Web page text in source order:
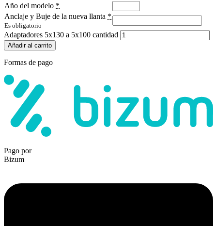
Año del modelo *
Anclaje y Buje de la nueva llanta *
Es obligatorio
Adaptadores 5x130 a 5x100 cantidad
Añadir al carrito
Formas de pago
Pago por
Bizum